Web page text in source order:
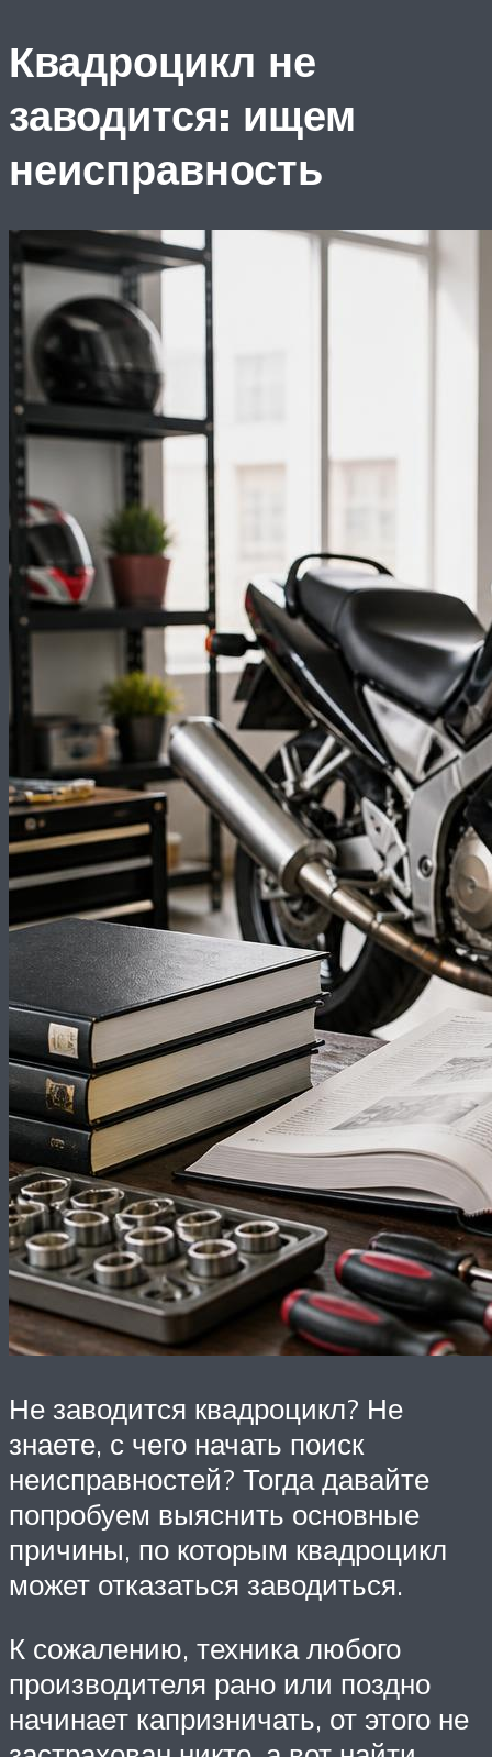
Квадроцикл не
заводится: ищем
неисправность
Не заводится квадроцикл? Не
знаете, с чего начать поиск
неисправностей? Тогда давайте
попробуем выяснить основные
причины, по которым квадроцикл
может отказаться заводиться.
К сожалению, техника любого
производителя рано или поздно
начинает капризничать, от этого не